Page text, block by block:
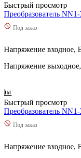
Быстрый просмотр
Преобразователь
Под заказ
Напряжение входное,
Напряжение
Быстрый просмотр
Преобразователь
Под заказ
Напряжение входное,